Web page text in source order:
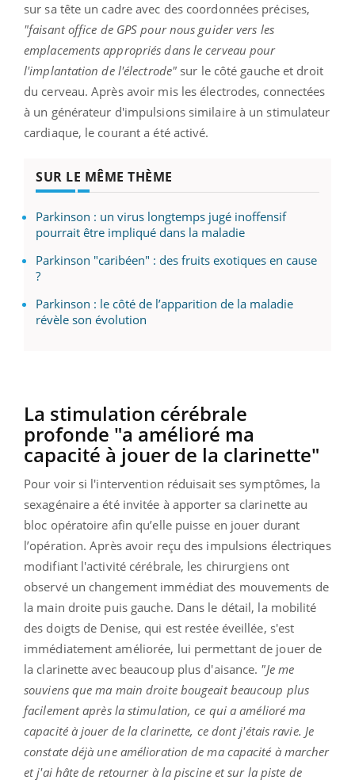
sur sa tête un cadre avec des coordonnées précises,
"faisant office de GPS pour nous guider vers les
emplacements appropriés dans le cerveau pour
l'implantation de l'électrode" sur le côté gauche et droit
du cerveau. Après avoir mis les électrodes, connectées
à un générateur d'impulsions similaire à un stimulateur
cardiaque, le courant a été activé.
SUR LE MÊME THÈME
Parkinson : un virus longtemps jugé inoffensif
pourrait être impliqué dans la maladie
Parkinson "caribéen" : des fruits exotiques en cause
?
Parkinson : le côté de l’apparition de la maladie
révèle son évolution
La stimulation cérébrale
profonde "a amélioré ma
capacité à jouer de la clarinette"
Pour voir si l'intervention réduisait ses symptômes, la
sexagénaire a été invitée à apporter sa clarinette au
bloc opératoire afin qu’elle puisse en jouer durant
l’opération. Après avoir reçu des impulsions électriques
modifiant l'activité cérébrale, les chirurgiens ont
observé un changement immédiat des mouvements de
la main droite puis gauche. Dans le détail, la mobilité
des doigts de Denise, qui est restée éveillée, s'est
immédiatement améliorée, lui permettant de jouer de
la clarinette avec beaucoup plus d'aisance. "Je me
souviens que ma main droite bougeait beaucoup plus
facilement après la stimulation, ce qui a amélioré ma
capacité à jouer de la clarinette, ce dont j'étais ravie. Je
constate déjà une amélioration de ma capacité à marcher
et j'ai hâte de retourner à la piscine et sur la piste de